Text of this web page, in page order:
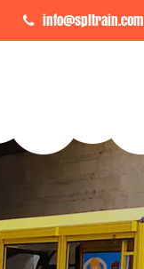
info@spltrain.com